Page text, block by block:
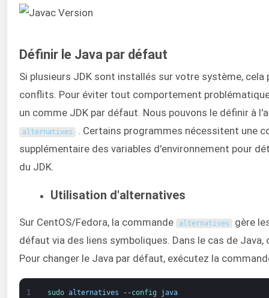
Définir le Java par défaut
Si plusieurs JDK sont installés sur votre système, cela
conflits. Pour éviter tout comportement
un comme JDK par défaut. Nous pouvons le définir à
alternatives . Certains programmes nécessitent une
supplémentaire des variables d'environnement pour
du JDK.
Utilisation d'alternatives
Sur CentOS/Fedora, la commande alternatives gère
défaut via des liens symboliques. Dans le cas de
Pour changer le Java par défaut, exécutez la
1 sudo alternatives --config java